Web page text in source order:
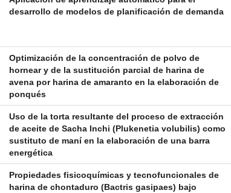
desarrollo de modelos de planificación de demanda
Optimización de la concentración de polvo de
hornear y de la sustitución parcial de harina de
avena por harina de amaranto en la elaboración de
ponqués
Uso de la torta resultante del proceso de extracción
de aceite de Sacha Inchi (Plukenetia volubilis) como
sustituto de maní en la elaboración de una barra
energética
Propiedades fisicoquímicas y tecnofuncionales de
harina de chontaduro (Bactris gasipaes) bajo